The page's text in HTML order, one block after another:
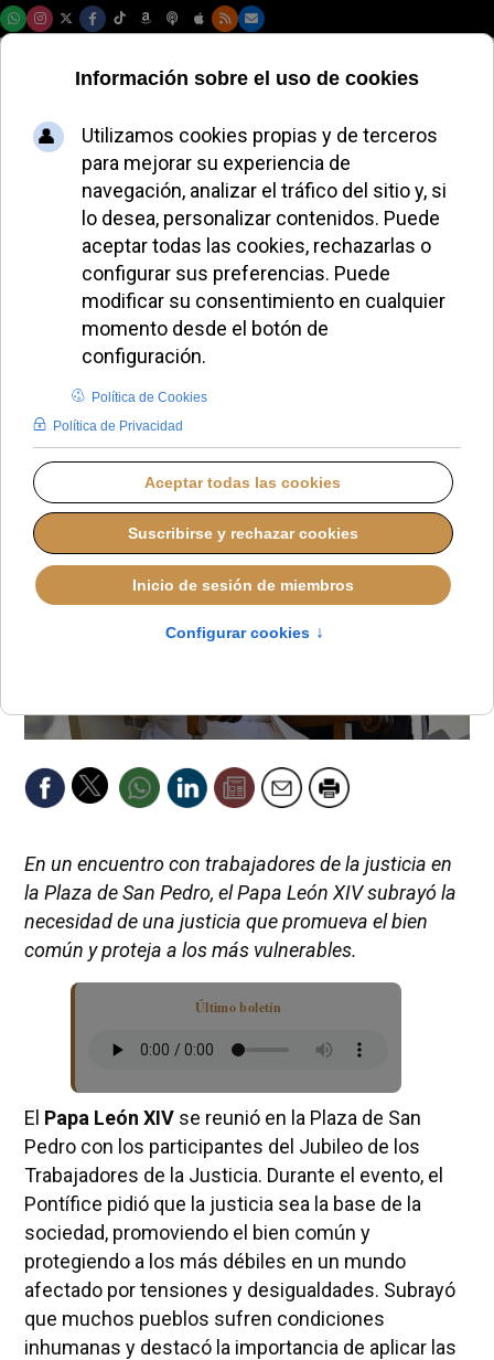
El Papa León XIV
pide una justicia
centrada en el bien
común y la equidad
ALMUDENA RODRIGO
PAPA LEÓN XIV
SÁBADO, 20 SEPTIEMBRE 2025 13:54
En un encuentro con trabajadores de la justicia en
la Plaza de San Pedro, el Papa León XIV subrayó la
necesidad de una justicia que promueva el bien
común y proteja a los más vulnerables.
Último boletín
El Papa León XIVse reunió en la Plaza de San
Pedro con los participantes del Jubileo de los
Trabajadores de la Justicia. Durante el evento, el
Pontífice pidió que la justicia sea la base de la
sociedad, promoviendo el bien común y
protegiendo a los más débiles en un mundo
afectado por tensiones y desigualdades. Subrayó
que muchos pueblos sufren condiciones
inhumanas y destacó la importancia de aplicar las